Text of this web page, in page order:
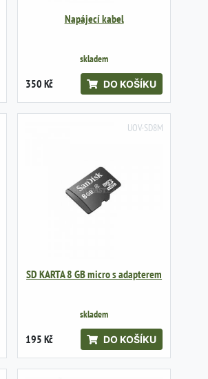
Napájecí kabel
skladem
350 Kč DO KOŠÍKU
UOV-SD8M
SD KARTA 8 GB micro s adapterem
skladem
195 Kč DO KOŠÍKU